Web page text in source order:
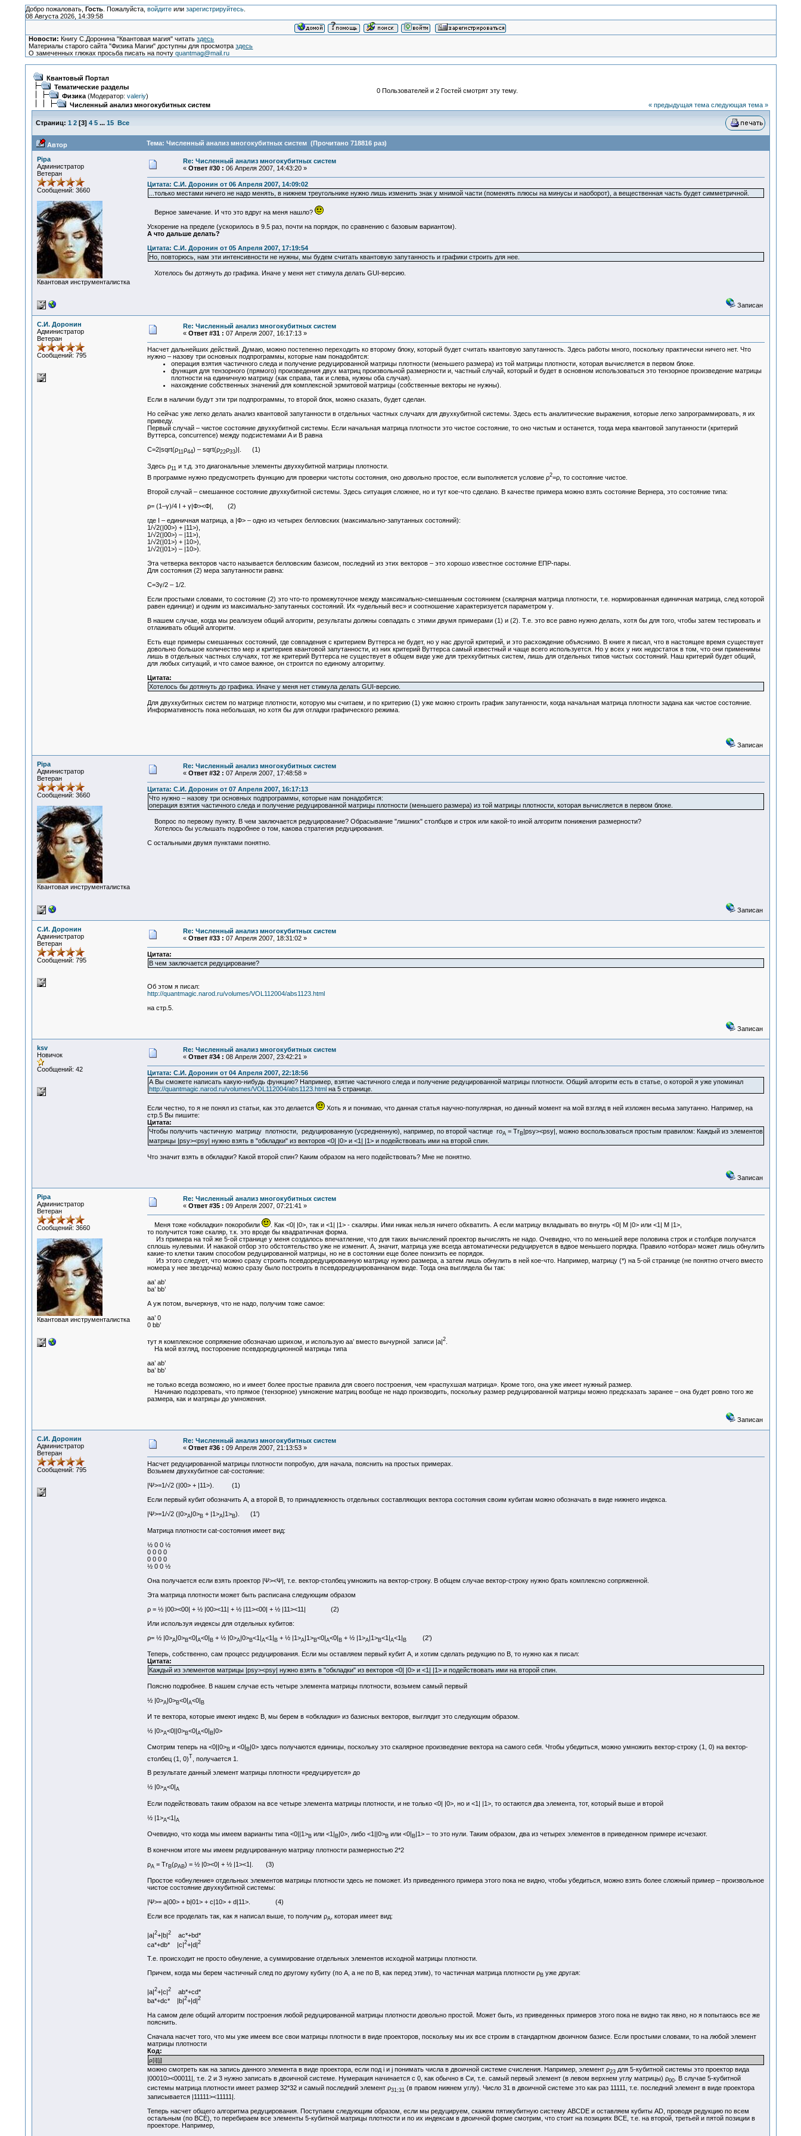
Добро пожаловать, Гость. Пожалуйста, войдитеили зарегистрируйтесь.
08 Августа 2026, 14:39:58
Новости: Книгу С.Доронина "Квантовая магия" читатьздесь
Материалы старого сайта "Физика Магии" доступны для просмотраздесь
О замеченных глюках просьба писать на почтуquantmag@mail.ru
Квантовый Портал
Тематические разделы
Физика(Модератор: valeriy)
Численный анализ многокубитных систем
0 Пользователей и 2 Гостей смотрят эту тему.
« предыдущая тема следующая тема »
Страниц: 1 2[3] 4 5 ... 15 Все
Автор Тема: Численный анализ многокубитных систем (Прочитано 718816 раз)
Pipa
Администратор
Ветеран
Сообщений: 3660
Квантовая инструменталистка
Re: Численный анализ многокубитных систем
« Ответ #30 : 06 Апреля 2007, 14:43:20 »
Цитата: С.И. Доронин от 06 Апреля 2007, 14:09:02
...только местами ничего не надо менять, в нижнем треугольнике нужно лишь изменить знак у мнимой части (поменять плюсы на минусы и наоборот), а вещественная часть будет симметричной.
Верное замечание. И что это вдруг на меня нашло?
Ускорение на пределе (ускорилось в 9.5 раз, почти на порядок, по сравнению с базовым вариантом).
А что дальше делать?
Цитата: С.И. Доронин от 05 Апреля 2007, 17:19:54
Но, повторюсь, нам эти интенсивности не нужны, мы будем считать квантовую запутанность и графики строить для нее.
Хотелось бы дотянуть до графика. Иначе у меня нет стимула делать GUI-версию.
Записан
С.И. Доронин
Администратор
Ветеран
Сообщений: 795
Re: Численный анализ многокубитных систем
« Ответ #31 : 07 Апреля 2007, 16:17:13 »
Насчет дальнейших действий. Думаю, можно постепенно переходить ко второму блоку, который будет считать квантовую запутанность. Здесь работы много, поскольку практически ничего нет. Что
нужно – назову три основных подпрограммы, которые нам понадобятся:
операция взятия частичного следа и получение редуцированной матрицы плотности (меньшего размера) из той матрицы плотности, которая вычисляется в первом блоке.
функция для тензорного (прямого) произведения двух матриц произвольной размерности и, частный случай, который и будет в основном использоваться это тензорное произведение матрицы
плотности на единичную матрицу (как справа, так и слева, нужны оба случая).
нахождение собственных значений для комплексной эрмитовой матрицы (собственные векторы не нужны).
Если в наличии будут эти три подпрограммы, то второй блок, можно сказать, будет сделан.
Но сейчас уже легко делать анализ квантовой запутанности в отдельных частных случаях для двухкубитной системы. Здесь есть аналитические выражения, которые легко запрограммировать, я их
приведу.
Первый случай – чистое состояние двухкубитной системы. Если начальная матрица плотности это чистое состояние, то оно чистым и останется, тогда мера квантовой запутанности (критерий
Вуттерса, concurrence) между подсистемами A и B равна
С=2|sqrt(ρ11ρ44) – sqrt(ρ22ρ33)|. (1)
Здесь ρ11 и т.д. это диагональные элементы двухкубитной матрицы плотности.
В программе нужно предусмотреть функцию для проверки чистоты состояния, оно довольно простое, если выполняется условие ρ2=ρ, то состояние чистое.
Второй случай – смешанное состояние двухкубитной системы. Здесь ситуация сложнее, но и тут кое-что сделано. В качестве примера можно взять состояние Вернера, это состояние типа:
ρ= (1–γ)/4 I + γ|Ф><Ф|, (2)
где I – единичная матрица, а |Ф> – одно из четырех белловских (максимально-запутанных состояний):
1/√2(|00>) + |11>),
1/√2(|00>) – |11>),
1/√2(|01>) + |10>),
1/√2(|01>) – |10>).
Эта четверка векторов часто называется белловским базисом, последний из этих векторов – это хорошо известное состояние ЕПР-пары.
Для состояния (2) мера запутанности равна:
С=3γ/2 – 1/2.
Если простыми словами, то состояние (2) это что-то промежуточное между максимально-смешанным состоянием (скалярная матрица плотности, т.е. нормированная единичная матрица, след которой
равен единице) и одним из максимально-запутанных состояний. Их «удельный вес» и соотношение характеризуется параметром γ.
В нашем случае, когда мы реализуем общий алгоритм, результаты должны совпадать с этими двумя примерами (1) и (2). Т.е. это все равно нужно делать, хотя бы для того, чтобы затем тестировать и
отлаживать общий алгоритм.
Есть еще примеры смешанных состояний, где совпадения с критерием Вуттерса не будет, но у нас другой критерий, и это расхождение объяснимо. В книге я писал, что в настоящее время существует
довольно большое количество мер и критериев квантовой запутанности, из них критерий Вуттерса самый известный и чаще всего используется. Но у всех у них недостаток в том, что они применимы
лишь в отдельных частных случаях, тот же критерий Вуттерса не существует в общем виде уже для трехкубитных систем, лишь для отдельных типов чистых состояний. Наш критерий будет общий,
для любых ситуаций, и что самое важное, он строится по единому алгоритму.
Цитата:
Хотелось бы дотянуть до графика. Иначе у меня нет стимула делать GUI-версию.
Для двухкубитных систем по матрице плотности, которую мы считаем, и по критерию (1) уже можно строить график запутанности, когда начальная матрица плотности задана как чистое состояние.
Информативность пока небольшая, но хотя бы для отладки графического режима.
Записан
Pipa
Администратор
Ветеран
Сообщений: 3660
Квантовая инструменталистка
Re: Численный анализ многокубитных систем
« Ответ #32 : 07 Апреля 2007, 17:48:58 »
Цитата: С.И. Доронин от 07 Апреля 2007, 16:17:13
Что нужно – назову три основных подпрограммы, которые нам понадобятся:
операция взятия частичного следа и получение редуцированной матрицы плотности (меньшего размера) из той матрицы плотности, которая вычисляется в первом блоке.
Вопрос по первому пункту. В чем заключается редуцирование? Обрасывание "лишних" столбцов и строк или какой-то иной алгоритм понижения размерности?
Хотелось бы услышать подробнее о том, какова стратегия редуцирования.
С остальными двумя пунктами понятно.
Записан
С.И. Доронин
Администратор
Ветеран
Сообщений: 795
Re: Численный анализ многокубитных систем
« Ответ #33 : 07 Апреля 2007, 18:31:02 »
Цитата:
В чем заключается редуцирование?
Об этом я писал:
http://quantmagic.narod.ru/volumes/VOL112004/abs1123.html
на стр.5.
Записан
ksv
Новичок
Сообщений: 42
Re: Численный анализ многокубитных систем
« Ответ #34 : 08 Апреля 2007, 23:42:21 »
Цитата: С.И. Доронин от 04 Апреля 2007, 22:18:56
А Вы сможете написать какую-нибудь функцию? Например, взятие частичного следа и получение редуцированной матрицы плотности. Общий алгоритм есть в статье, о которой я уже упоминал
http://quantmagic.narod.ru/volumes/VOL112004/abs1123.html на 5 странице.
Если честно, то я не понял из статьи, как это делается
Хоть я и понимаю, что данная статья научно-популярная, но данный момент на мой взгляд в ней изложен весьма запутанно. Например, на
стр.5 Вы пишите:
Цитата:
Чтобы получить частичную матрицу плотности, редуцированную (усредненную), например, по второй частице roA = TrB|psy><psy|, можно воспользоваться простым правилом: Каждый из элементов
матрицы |psy><psy| нужно взять в "обкладки" из векторов <0| |0> и <1| |1> и подействовать ими на второй спин.
Что значит взять в обкладки? Какой второй спин? Каким образом на него подействовать? Мне не понятно.
Записан
Pipa
Администратор
Ветеран
Сообщений: 3660
Квантовая инструменталистка
Re: Численный анализ многокубитных систем
« Ответ #35 : 09 Апреля 2007, 07:21:41 »
Меня тоже «обкладки» покоробили
. Как <0| |0>, так и <1| |1> - скаляры. Ими никак нельзя ничего обхватить. А если матрицу вкладывать во внутрь <0| M |0> или <1| M |1>,
то получится тоже скаляр, т.к. это вроде бы квадратичная форма.
Из примера на той же 5-ой странице у меня создалось впечатление, что для таких вычислений проектор вычислять не надо. Очевидно, что по меньшей вере половина строк и столбцов получатся
сплошь нулевыми. И накакой отбор это обстоятельство уже не изменит. А, значит, матрица уже всегда автоматически редуцируется в вдвое меньшего порядка. Правило «отбора» может лишь обнулить
какие-то клетки таким способом редуцированной матрицы, но не в состоянии еще более понизить ее порядок.
Из этого следует, что можно сразу строить псевдоредуцированную матрицу нужно размера, а затем лишь обнулить в ней кое-что. Например, матрицу (*) на 5-ой странице (не понятно отчего вместо
номера у нее звездочка) можно сразу было построить в псевдоредуцированнаном виде. Тогда она выглядела бы так:
aa’ ab’
ba’ bb’
А уж потом, вычеркнув, что не надо, получим тоже самое:
aa’ 0
0 bb’
тут я комплексное сопряжение обозначаю шрихом, и использую aa’ вместо вычурной записи |a|2.
На мой взгляд, постороение псевдоредуционной матрицы типа
aa’ ab’
ba’ bb’
не только всегда возможно, но и имеет более простые правила для своего построения, чем «распухшая матрица». Кроме того, она уже имеет нужный размер.
Начинаю подозревать, что прямое (тензорное) умножение матриц вообще не надо производить, поскольку размер редуцированной матрицы можно предсказать заранее – она будет ровно того же
размера, как и матрицы до умножения.
Записан
С.И. Доронин
Администратор
Ветеран
Сообщений: 795
Re: Численный анализ многокубитных систем
« Ответ #36 : 09 Апреля 2007, 21:13:53 »
Насчет редуцированной матрицы плотности попробую, для начала, пояснить на простых примерах.
Возьмем двухкубитное cat-состояние:
|Ψ>=1/√2 (|00> + |11>). (1)
Если первый кубит обозначить А, а второй В, то принадлежность отдельных составляющих вектора состояния своим кубитам можно обозначать в виде нижнего индекса.
|Ψ>=1/√2 (|0>A |0>B+ |1>A |1>B). (1')
Матрица плотности cat-состояния имеет вид:
½ 0 0 ½
0 0 0 0
0 0 0 0
½ 0 0 ½
Она получается если взять проектор |Ψ><Ψ|, т.е. вектор-столбец умножить на вектор-строку. В общем случае вектор-строку нужно брать комплексно сопряженной.
Эта матрица плотности может быть расписана следующим образом
ρ = ½ |00><00| + ½ |00><11| + ½ |11><00| + ½ |11><11| (2)
Или используя индексы для отдельных кубитов:
ρ= ½ |0>A|0>B<0|A<0|B+ ½ |0>A|0>B<1|A<1|B+ ½ |1>A|1>B<0|A<0|B+ ½ |1>A|1>B<1|A<1|B(2')
Теперь, собственно, сам процесс редуцирования. Если мы оставляем первый кубит А, и хотим сделать редукцию по В, то нужно как я писал:
Цитата:
Каждый из элементов матрицы |psy><psy| нужно взять в "обкладки" из векторов <0| |0> и <1| |1> и подействовать ими на второй спин.
Поясню подробнее. В нашем случае есть четыре элемента матрицы плотности, возьмем самый первый
½ |0>A|0>B<0|A<0|B
И те вектора, которые имеют индекс В, мы берем в «обкладки» из базисных векторов, выглядит это следующим образом.
½ |0>A<0||0>B<0|A<0|B|0>
Смотрим теперь на <0||0>Bи <0| B|0> здесь получаются единицы, поскольку это скалярное произведение вектора на самого себя. Чтобы убедиться, можно умножить вектор-строку (1, 0) на вектор-
столбец (1, 0)T , получается 1.
В результате данный элемент матрицы плотности «редуцируется» до
½ |0>A<0| A
Если подействовать таким образом на все четыре элемента матрицы плотности, и не только <0| |0>, но и <1| |1>, то остаются два элемента, тот, который выше и второй
½ |1>A<1|A
Очевидно, что когда мы имеем варианты типа <0||1>Вили <1|В|0>, либо <1||0>Вили <0|В|1> – то это нули. Таким образом, два из четырех элементов в приведенном примере исчезают.
В конечном итоге мы имеем редуцированную матрицу плотности размерностью 2*2
ρA = TrB(ρAB) = ½ |0><0| + ½ |1><1|. (3)
Простое «обнуление» отдельных элементов матрицы плотности здесь не поможет. Из приведенного примера этого пока не видно, чтобы убедиться, можно взять более сложный пример – произвольное
чистое состояние двухкубитной системы:
|Ψ>= a|00> + b|01> + c|10> + d|11>. (4)
Если все проделать так, как я написал выше, то получим ρA, которая имеет вид:
|a|2+|b|2ac*+bd*
ca*+db* |c|2+|d|2
Т.е. происходит не просто обнуление, а суммирование отдельных элементов исходной матрицы плотности.
Причем, когда мы берем частичный след по другому кубиту (по A, а не по B, как перед этим), то частичная матрица плотности ρВуже другая:
|a|2+|с|2ab*+cd*
ba*+dc* |b|2+|d|2
На самом деле общий алгоритм построения любой редуцированной матрицы плотности довольно простой. Может быть, из приведенных примеров этого пока не видно так явно, но я попытаюсь все же
пояснить.
Сначала насчет того, что мы уже имеем все свои матрицы плотности в виде проекторов, поскольку мы их все строим в стандартном двоичном базисе. Если простыми словами, то на любой элемент
матрицы плотности
Код:
ρ[i][j]
можно смотреть как на запись данного элемента в виде проектора, если под i и j понимать числа в двоичной системе счисления. Например, элемент ρ23для 5-кубитной системы это проектор вида
|00010><00011|, т.е. 2 и 3 нужно записать в двоичной системе. Нумерация начинается с 0, как обычно в Си, т.е. самый первый элемент (в левом верхнем углу матрицы) ρ00. В случае 5-кубитной
системы матрица плотности имеет размер 32*32 и самый последний элемент ρ31;31 (в правом нижнем углу). Число 31 в двоичной системе это как раз 11111, т.е. последний элемент в виде проектора
записывается |11111><11111|.
Теперь насчет общего алгоритма редуцирования. Поступаем следующим образом, если мы редуцируем, скажем пятикубитную систему ABCDE и оставляем кубиты AD, проводя редукцию по всем
остальным (по ВСЕ), то перебираем все элементы 5-кубитной матрицы плотности и по их индексам в двоичной форме смотрим, что стоит на позициях ВСЕ, т.е. на второй, третьей и пятой позиции в
проекторе. Например,